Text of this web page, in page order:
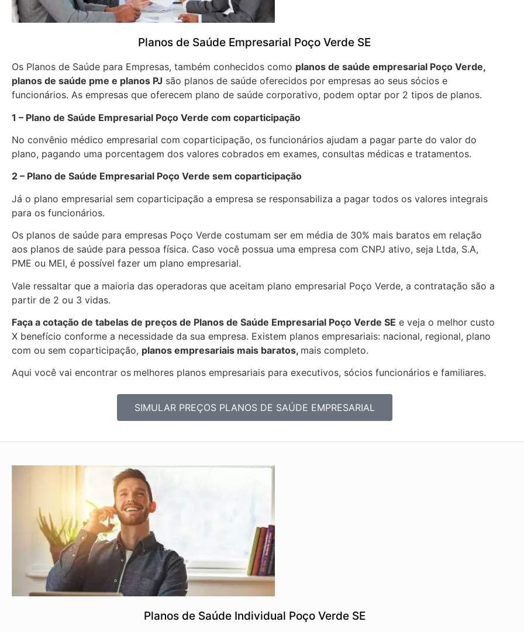
Planos de Saúde Empresarial Poço Verde SE
Os Planos de Saúde para Empresas, também conhecidos como planos de saúde empresarial Poço Verde,
planos de saúde pme e planos PJ são planos de saúde oferecidos por empresas ao seus sócios e
funcionários. As empresas que oferecem plano de saúde corporativo, podem optar por 2 tipos de planos.
1 – Plano de Saúde Empresarial Poço Verde com coparticipação
No convênio médico empresarial com coparticipação, os funcionários ajudam a pagar parte do valor do
plano, pagando uma porcentagem dos valores cobrados em exames, consultas médicas e tratamentos.
2 – Plano de Saúde Empresarial Poço Verde sem coparticipação
Já o plano empresarial sem coparticipação a empresa se responsabiliza a pagar todos os valores integrais
para os funcionários.
Os planos de saúde para empresas Poço Verde costumam ser em média de 30% mais baratos em relação
aos planos de saúde para pessoa física. Caso você possua uma empresa com CNPJ ativo, seja Ltda, S.A,
PME ou MEI, é possível fazer um plano empresarial.
Vale ressaltar que a maioria das operadoras que aceitam plano empresarial Poço Verde, a contratação são a
partir de 2 ou 3 vidas.
Faça a cotação de tabelas de preços de Planos de Saúde Empresarial Poço Verde SE e veja o melhor custo
X benefício conforme a necessidade da sua empresa. Existem planos empresariais: nacional, regional, plano
com ou sem coparticipação, planos empresariais mais baratos, mais completo.
Aqui você vai encontrar os melhores planos empresariais para executivos, sócios funcionários e familiares.
SIMULAR PREÇOS PLANOS DE SAÚDE EMPRESARIAL
Planos de Saúde Individual Poço Verde SE